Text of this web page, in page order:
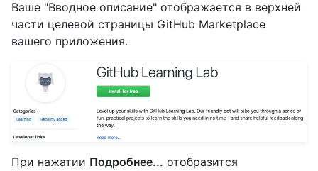
Ваше "Вводное описание" отображается в верхней
части целевой страницы GitHub Marketplace
вашего приложения.
При нажатии Подробнее... отобразится